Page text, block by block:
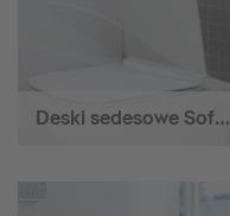
Deski sedesowe SoftClose